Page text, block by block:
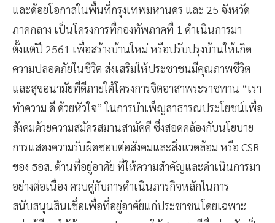
และด้อยโอกาสในพื้นที่กรุงเทพมหานคร และ 25 จังหวัด
ภาคกลาง เป็นโครงการที่กองทัพภาคที่ 1 ดำเนินการมา
ตั้งแต่ปี 2561 เพื่อสร้างบ้านใหม่ หรือปรับปรุงบ้านให้เกิด
ความปลอดภัยในชีวิต ส่งเสริมให้ประชาชนมีคุณภาพชีวิต
และสุขอนามัยที่ดีภายใต้โครงการจิตอาสาพระราชทาน “เรา
ทำความ ดี ด้วยหัวใจ” ในการบำเพ็ญสาธารณประโยชน์เพื่อ
สังคมด้วยความสมัครสมานสามัคคี ซึ่งสอดคล้องกับนโยบาย
การแสดงความรับผิดชอบต่อสังคมและสิ่งแวดล้อม หรือ CSR
ของ ธอส. ด้านที่อยู่อาศัย ที่ให้ความสำคัญและดำเนินการมา
อย่างต่อเนื่อง ควบคู่กับการดำเนินภารกิจหลักในการ
สนับสนุนสินเชื่อเพื่อที่อยู่อาศัยแก่ประชาชนโดยเฉพาะ